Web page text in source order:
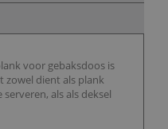
voor gebaksdoos is
zowel dient als plank
als als deksel